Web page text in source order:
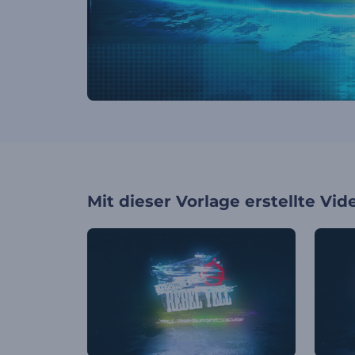
Mit dieser Vorlage erstellte